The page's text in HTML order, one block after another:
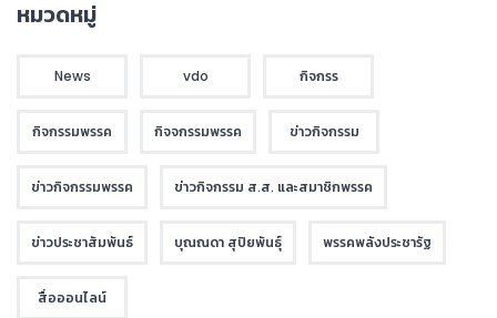
หมวดหมู่
News vdo กิจกรร
กิจกรรมพรรค กิจจกรรมพรรค ข่าวกิจกรรม
ข่าวกิจกรรมพรรค ข่าวกิจกรรม ส.ส. และสมาชิกพรรค
ข่าวประชาสัมพันธ์ บุณณดา สุปิยพันธุ์ พรรคพลังประชารัฐ
สื่อออนไลน์